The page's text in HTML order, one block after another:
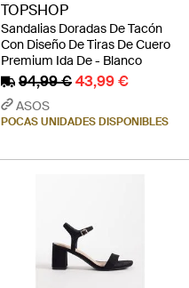
TOPSHOP
Sandalias Doradas De Tacón
Con Diseño De Tiras De Cuero
Premium Ida De - Blanco
94,99 €43,99 €
ASOS
POCAS UNIDADES DISPONIBLES